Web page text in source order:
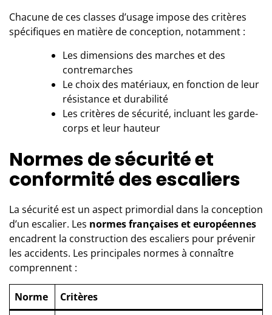
Chacune de ces classes d’usage impose des critères
spécifiques en matière de conception, notamment :
Les dimensions des marches et des
contremarches
Le choix des matériaux, en fonction de leur
résistance et durabilité
Les critères de sécurité, incluant les garde-
corps et leur hauteur
Normes de sécurité et
conformité des escaliers
La sécurité est un aspect primordial dans la conception
d’un escalier. Les normes françaises et européennes
encadrent la construction des escaliers pour prévenir
les accidents. Les principales normes à connaître
comprennent :
Norme
Critères